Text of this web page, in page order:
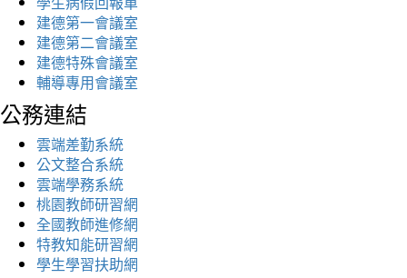
建德第一會議室
建德第二會議室
建德特殊會議室
輔導專用會議室
公務連結
雲端差勤系統
公文整合系統
雲端學務系統
桃園教師研習網
全國教師進修網
特教知能研習網
學生學習扶助網